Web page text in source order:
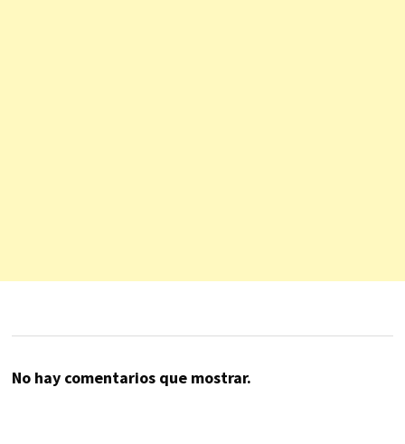
No hay comentarios que mostrar.